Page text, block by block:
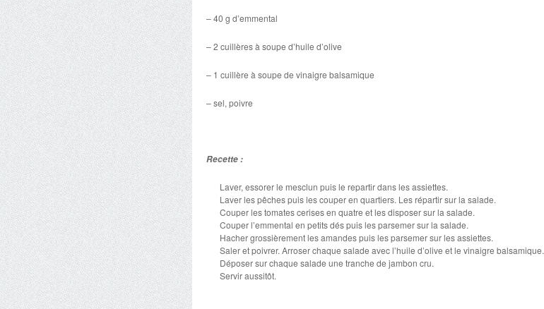
– 40 g d’emmental
– 2 cuillères à soupe d’huile d’olive
– 1 cuillère à soupe de vinaigre balsamique
– sel, poivre
Recette :
Laver, essorer le mesclun puis le repartir dans les assiettes.
Laver les pêches puis les couper en quartiers. Les répartir sur la salade.
Couper les tomates cerises en quatre et les disposer sur la salade.
Couper l’emmental en petits dés puis les parsemer sur la salade.
Hacher grossièrement les amandes puis les parsemer sur les assiettes.
Saler et poivrer. Arroser chaque salade avec l’huile d’olive et le vinaigre balsamique.
Déposer sur chaque salade une tranche de jambon cru.
Servir aussitôt.